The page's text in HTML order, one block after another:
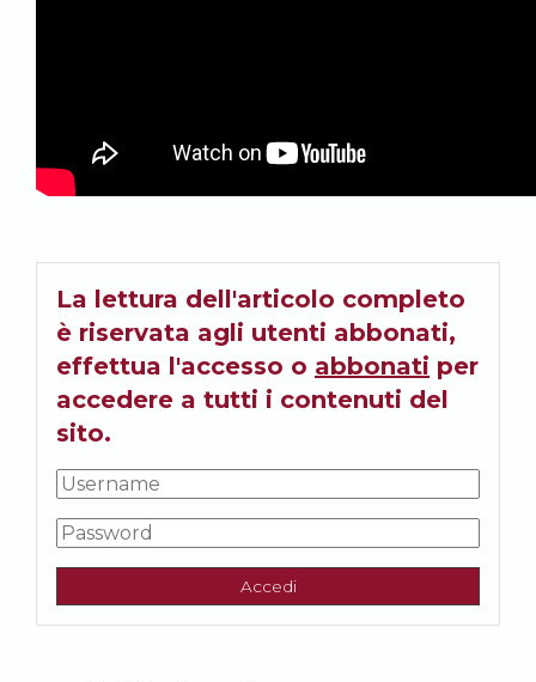
La lettura dell'articolo completo
è riservata agli utenti abbonati,
effettua l'accesso o abbonati per
accedere a tutti i contenuti del
sito.
Accedi